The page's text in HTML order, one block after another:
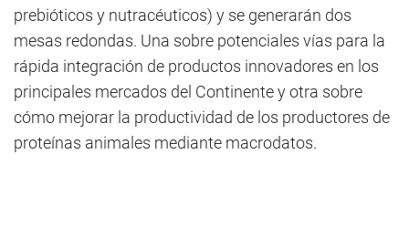
prebióticos y nutracéuticos) y se generarán dos
mesas redondas. Una sobre potenciales vías para la
rápida integración de productos innovadores en los
principales mercados del Continente y otra sobre
cómo mejorar la productividad de los productores de
proteínas animales mediante macrodatos.